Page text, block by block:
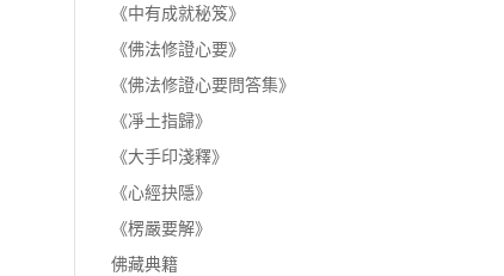
《中有成就秘笈》
《佛法修證心要》
《佛法修證心要問答集》
《凈土指歸》
《大手印淺釋》
《心經抉隱》
《楞嚴要解》
佛藏典籍